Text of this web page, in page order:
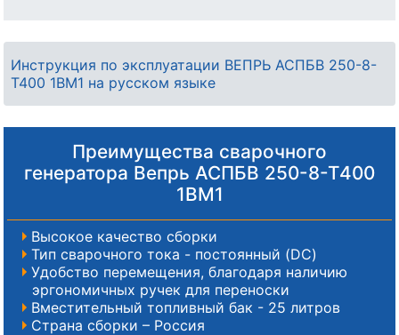
Инструкция по эксплуатации ВЕПРЬ АСПБВ 250-8-
Т400 1ВМ1 на русском языке
Преимущества сварочного
генератора Вепрь АСПБВ 250-8-Т400
1ВМ1
Высокое качество сборки
Тип сварочного тока - постоянный (DC)
Удобство перемещения, благодаря наличию
эргономичных ручек для переноски
Вместительный топливный бак - 25 литров
Страна сборки – Россия